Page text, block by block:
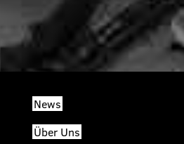
News
Über Uns